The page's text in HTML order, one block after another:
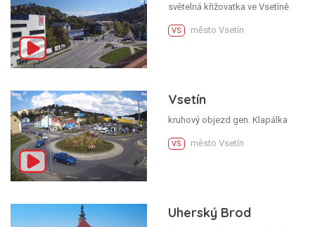
světelná křižovatka ve Vsetíně
VS město Vsetín
Vsetín
kruhový objezd gen. Klapálka
VS město Vsetín
Uherský Brod